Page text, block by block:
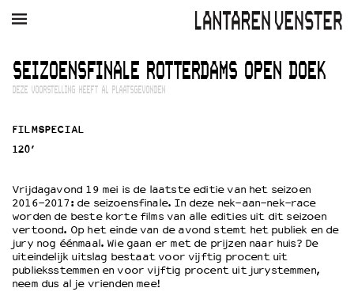
AGENDA FILM MUZIEK RESTAURANT VERHUUR
Winkelmandje
Zoek
Kaartverkoop
EDUCATIE
Schoolvoorstellingen
SEIZOENSFINALE ROTTERDAMS OPEN DOEK
DEZE VOORSTELLING HEEFT AL PLAATSGEVONDEN
FILMSPECIAL
120’
Vrijdagavond 19 mei is de laatste editie van het seizoen
2016-2017: de seizoensfinale. In deze nek-aan-nek-race
worden de beste korte films van alle edities uit dit seizoen
vertoond. Op het einde van de avond stemt het publiek en de
jury nog éénmaal. Wie gaan er met de prijzen naar huis? De
uiteindelijk uitslag bestaat voor vijftig procent uit
publieksstemmen en voor vijftig procent uit jurystemmen,
neem dus al je vrienden mee!